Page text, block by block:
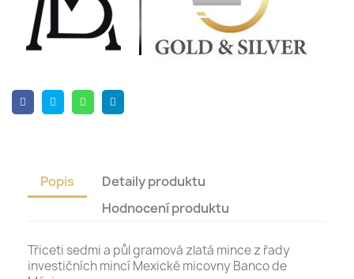
Popis
Detaily produktu
Hodnocení produktu
Třiceti sedmi a půl gramová zlatá mince z řady
investičních mincí Mexické micovny Banco de